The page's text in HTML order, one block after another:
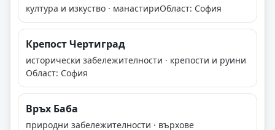
култура и изкуство · манастириОбласт: София
Крепост Чертиград
исторически забележителности · крепости и руини
Област: София
Връх Баба
природни забележителности · върхове